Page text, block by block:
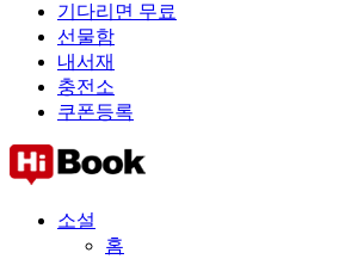
기다리면 무료
선물함
내서재
충전소
쿠폰등록
소설
홈